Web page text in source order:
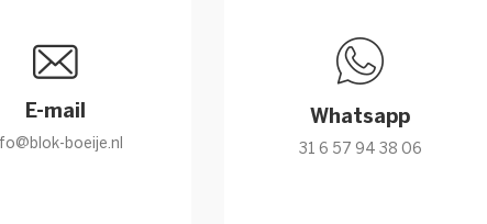
E-mail
boeije.nl
Whatsapp
31 6 57 94 38 06